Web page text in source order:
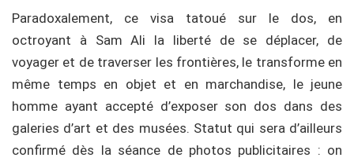
Paradoxalement, ce visa tatoué sur le dos, en
octroyant à Sam Ali la liberté de se déplacer, de
voyager et de traverser les frontières, le transforme en
même temps en objet et en marchandise, le jeune
homme ayant accepté d’exposer son dos dans des
galeries d’art et des musées. Statut qui sera d’ailleurs
confirmé dès la séance de photos publicitaires : on